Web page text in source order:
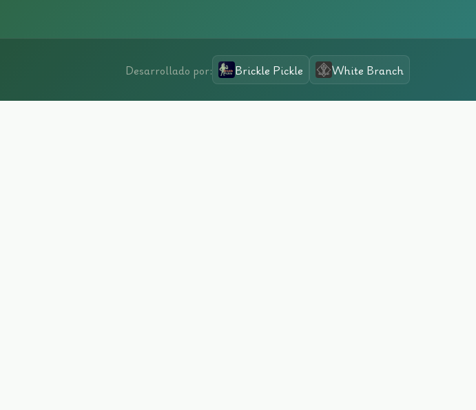
Desarrollado por: Brickle Pickle White Branch